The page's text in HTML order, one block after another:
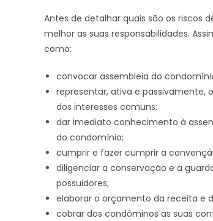
Antes de detalhar quais são os
melhor as suas responsabilidades.
como:
convocar assembleia do
representar, ativa e passivamente,
dos interesses comuns;
dar imediato conhecimento à
do condomínio;
cumprir e fazer cumprir a
diligenciar a conservação e a
possuidores;
elaborar o orçamento da receita e
cobrar dos condôminos as suas